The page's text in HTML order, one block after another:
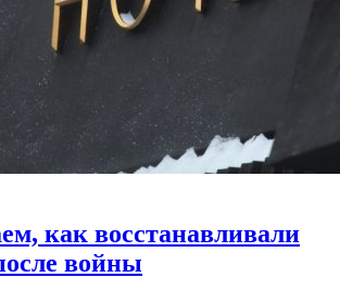
как восстанавливали
войны